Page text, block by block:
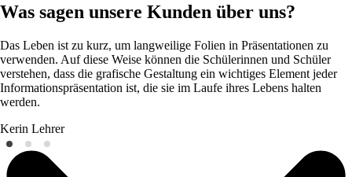
Was sagen unsere Kunden über uns?
Das Leben ist zu kurz, um langweilige Folien in Präsentationen zu
verwenden. Auf diese Weise können die Schülerinnen und Schüler
verstehen, dass die grafische Gestaltung ein wichtiges Element jeder
Informationspräsentation ist, die sie im Laufe ihres Lebens halten
werden.
Kerin Lehrer